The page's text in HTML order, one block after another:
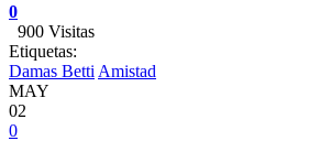
0
900 Visitas
Etiquetas:
Damas Betti Amistad
MAY
02
0